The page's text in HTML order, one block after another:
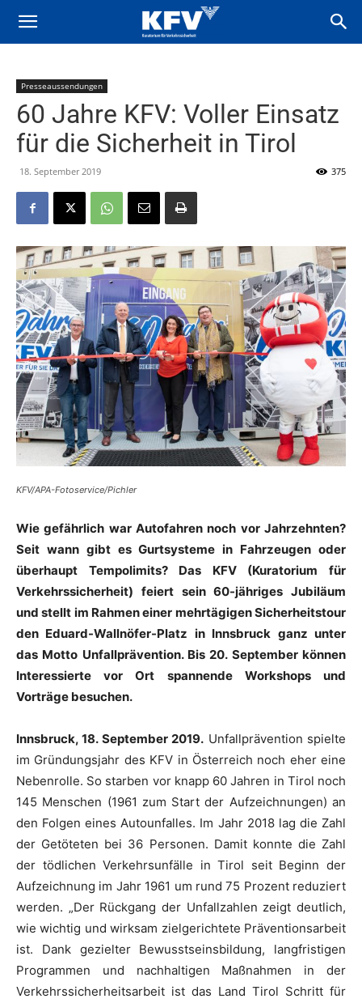
Presseaussendungen
60 Jahre KFV: Voller Einsatz
für die Sicherheit in Tirol
18. September 2019 375
KFV/APA-Fotoservice/Pichler
Wie gefährlich war Autofahren noch vor Jahrzehnten?
Seit wann gibt es Gurtsysteme in Fahrzeugen oder
überhaupt Tempolimits? Das KFV (Kuratorium für
Verkehrssicherheit) feiert sein 60-jähriges Jubiläum
und stellt im Rahmen einer mehrtägigen Sicherheitstour
den Eduard-Wallnöfer-Platz in Innsbruck ganz unter
das Motto Unfallprävention. Bis 20. September können
Interessierte vor Ort spannende Workshops und
Vorträge besuchen.
Innsbruck, 18. September 2019. Unfallprävention spielte
im Gründungsjahr des KFV in Österreich noch eher eine
Nebenrolle. So starben vor knapp 60 Jahren in Tirol noch
145 Menschen (1961 zum Start der Aufzeichnungen) an
den Folgen eines Autounfalles. Im Jahr 2018 lag die Zahl
der Getöteten bei 36 Personen. Damit konnte die Zahl
der tödlichen Verkehrsunfälle in Tirol seit Beginn der
Aufzeichnung im Jahr 1961 um rund 75 Prozent reduziert
werden. „Der Rückgang der Unfallzahlen zeigt deutlich,
wie wichtig und wirksam zielgerichtete Präventionsarbeit
ist. Dank gezielter Bewusstseinsbildung, langfristigen
Programmen und nachhaltigen Maßnahmen in der
Verkehrssicherheitsarbeit ist das Land Tirol Schritt für